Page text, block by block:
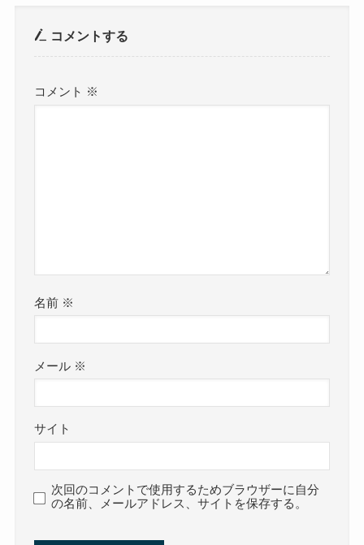
コメントする
コメント ※
名前 ※
メール ※
サイト
次回のコメントで使用するためブラウザーに自分
の名前、メールアドレス、サイトを保存する。